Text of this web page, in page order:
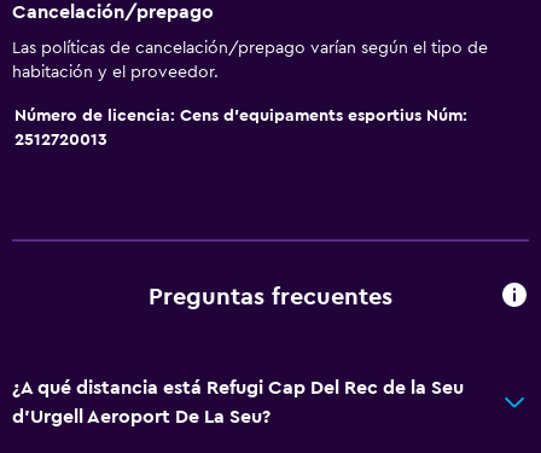
Baño compartido
Ducha
Aseo
Accesibilidad y adecuación
Mascotas permitidas bajo consulta (pueden aplicar cargos
Para no fumadores
Almohada sin plumas
Cancelación/prepago
Las políticas de cancelación/prepago varían según el tipo de
habitación y el proveedor.
Número de licencia: Cens d’equipaments esportius Núm:
2512720013
Preguntas frecuentes
¿A qué distancia está Refugi Cap Del Rec de la Seu
d'Urgell Aeroport De La Seu?